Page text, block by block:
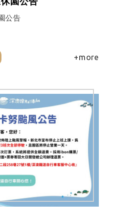
公告
+more